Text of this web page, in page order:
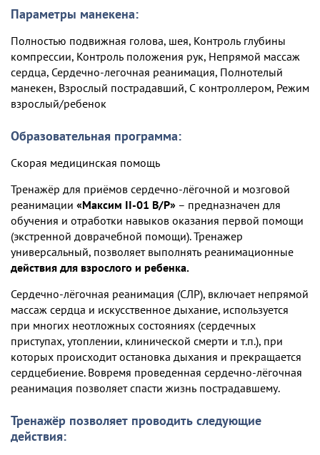
Параметры манекена:
Полностью подвижная голова, шея, Контроль глубины
компрессии, Контроль положения рук, Непрямой массаж
сердца, Сердечно-легочная реанимация, Полнотелый
манекен, Взрослый пострадавший, С контроллером, Режим
взрослый/ребенок
Образовательная программа:
Скорая медицинская помощь
Тренажёр для приёмов сердечно-лёгочной и мозговой
реанимации «Максим II-01 В/Р» – предназначен для
обучения и отработки навыков оказания первой помощи
(экстренной доврачебной помощи). Тренажер
универсальный, позволяет выполнять реанимационные
действия для взрослого и ребенка.
Сердечно-лёгочная реанимация (СЛР), включает непрямой
массаж сердца и искусственное дыхание, используется
при многих неотложных состояниях (сердечных
приступах, утоплении, клинической смерти и т.п.), при
которых происходит остановка дыхания и прекращается
сердцебиение. Вовремя проведенная сердечно-лёгочная
реанимация позволяет спасти жизнь пострадавшему.
Тренажёр позволяет проводить следующие
действия: